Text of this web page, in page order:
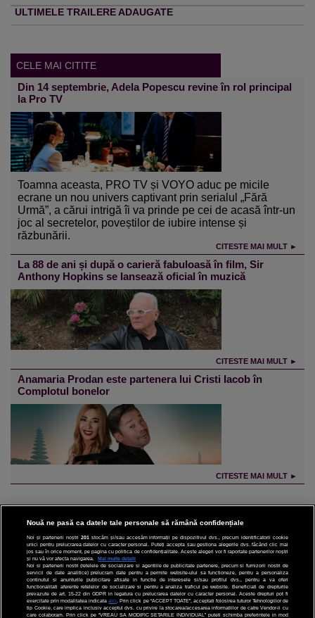
ULTIMELE TRAILERE ADAUGATE
CELE MAI CITITE
Din 14 septembrie, Adela Popescu revine în rol principal
la Pro TV
Toamna aceasta, PRO TV și VOYO aduc pe micile
ecrane un nou univers captivant prin serialul „Fără
Urmă”, a cărui intrigă îi va prinde pe cei de acasă într-un
joc al secretelor, poveștilor de iubire intense și
răzbunării.
CITESTE MAI MULT ►
La 88 de ani și după o carieră fabuloasă în film, Sir
Anthony Hopkins se lansează oficial în muzică
CITESTE MAI MULT ►
Anamaria Prodan este partenera lui Cristi Iacob în
Complotul bonelor
CITESTE MAI MULT ►
CINEMA
DIVERTISMENT
STIRI
Nouă ne pasă ca datele tale personale să rămână confidențiale
Noi și partenerii noștri 201 stocăm și/sau accesăm informații pe dispozitivul dvs., precum identificatorii cookie
unici pentru prelucrarea datelor cu caracter personal. Puteți accepta sau gestiona alegerile dvs. făcând clic mai
jos sau în orice moment, pe pagina cu politica de confidențialitate. Aceste alegeri vor fi raportate partenerilor noștri
și nu vă vor afecta navigarea.
Mai multe detalii
Noi si partenerii nostri (retelele de socializare si agentiile de publicitate partenere, precum si furnizorii nostri de
servicii de date analitice) prelucram date pentru a permite website-ului sa functioneze, pentru a personaliza
continutul si anunturile publicitare afisate in functie de interesele si/sau profilul dvs., pentru a va oferi
functionalitati aferente retelelor de socializare si pentru a analiza traficul pe website. Beneficiati de drepturile
prevazute de art. 15-22 din GDPR in legatura cu prelucrarea datelor cu caracter personal. Aceste drepturi pot fi
exercitate prin modalitatea indicataaici . Prin click pe “ACCEPT TOATE”, acceptati folosirea tuturor Tehnologiilor de
tip Cookie, care implica inclusiv acceptul dvs. cu privire la stocarea/accesarea informatiilor de catre Vendor-ii cu
care colaboram. Prin click pe “VREAU SA MODIFIC SETARILE INDIVIDUAL” puteti schimba preferintele in mod